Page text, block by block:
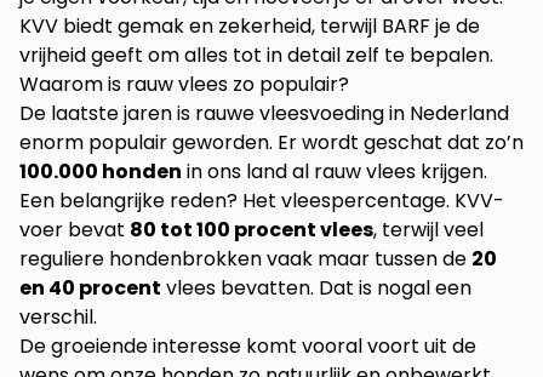
KVV biedt gemak en zekerheid, terwijl BARF je de
vrijheid geeft om alles tot in detail zelf te bepalen.
Waarom is rauw vlees zo populair?
De laatste jaren is rauwe vleesvoeding in Nederland
enorm populair geworden. Er wordt geschat dat zo’n
100.000 honden in ons land al rauw vlees krijgen.
Een belangrijke reden? Het vleespercentage. KVV-
voer bevat 80 tot 100 procent vlees, terwijl veel
reguliere hondenbrokken vaak maar tussen de 20
en 40 procent vlees bevatten. Dat is nogal een
verschil.
De groeiende interesse komt vooral voort uit de